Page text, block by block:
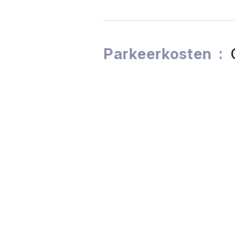
Parkeerkosten